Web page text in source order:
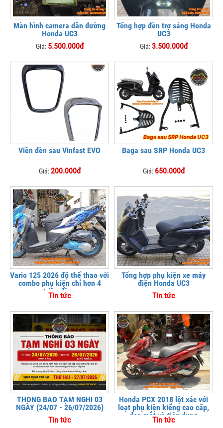
Màn hình camera dẫn đường
Honda UC3
Giá: 5.500.000đ
Tổng hợp đèn trợ sáng Honda
UC3
Giá:3.500.000đ
Viền đèn sau Vinfast EVO
Giá:200.000đ
Baga sau SRP Honda UC3
Giá: 650.000đ
Vario 125 2026 độ thể thao với
combo phụ kiện chỉ hơn 4
triệu đồng
Tin tức
Tổng hợp phụ kiện xe máy
điện Honda UC3
Tin tức
THÔNG BÁO TẠM NGHỈ 03
NGÀY (24/07 - 26/07/2026)
Tin tức
Honda PCX 2018 lột xác với
loạt phụ kiện kiểng cao cấp,
đẹp mắt và tiện dụng
Tin tức